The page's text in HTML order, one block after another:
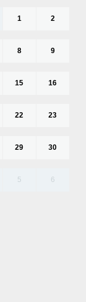
1 2
8 9
15 16
22 23
29 30
5 6